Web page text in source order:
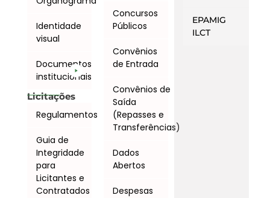
Identidade
visual
Documentos
institucionais
Licitações
Regulamentos
Guia de
Integridade
para
Licitantes e
Contratados
Concursos
Públicos
Convênios
de Entrada
Convênios de
Saída
(Repasses e
Transferências)
Dados
Abertos
Despesas
EPAMIG
ILCT